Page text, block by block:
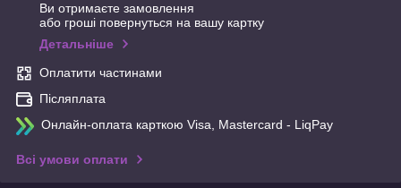
Ви отримаєте замовлення
або гроші повернуться на вашу картку
Детальніше
Оплатити частинами
Післяплата
Онлайн-оплата карткою Visa, Mastercard - LiqPay
Всі умови оплати